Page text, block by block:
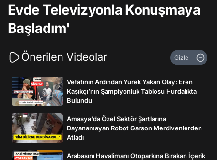
Evde Televizyonla Konuşmaya
Başladım'
Önerilen Videolar Gizle
Vefatının Ardından Yürek Yakan Olay: Eren
Kaşıkçı’nın Şampiyonluk Tablosu Hurdalıkta
Bulundu
Amasya'da Özel Sektör Şartlarına
Dayanamayan Robot Garson Merdivenlerden
Atladı
Arabasını Havalimanı Otoparkına Bırakan İçerik